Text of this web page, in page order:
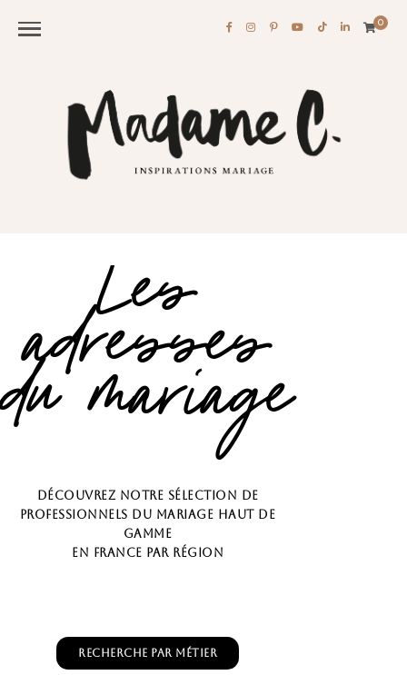
0
Les
adresses
du mariage
Découvrez notre sélection de
professionnels du mariage haut de
gamme
en France par région
Recherche par métier